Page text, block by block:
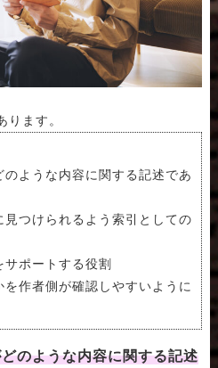
ます。
のような内容に関する記述であ
見つけられるよう索引としての
サポートする役割
を作者側が確認しやすいように
のような内容に関する記述